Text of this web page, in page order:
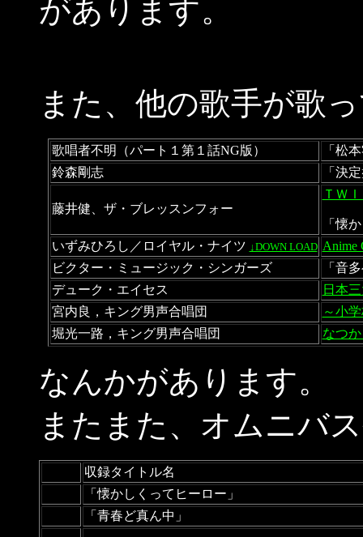
があります。
また、他の歌手が歌
歌唱者不明（パート１第１話NG版）
「松
鈴森剛志
「決
藤井健、ザ・ブレッスンフォー
ＴＷ
「懐
いずみひろし／ロイヤル・ナイツ ↓DOWN LOAD Anime
ビクター・ミュージック・シンガーズ
「音
デューク・エイセス
日本
宮内良，キング男声合唱団
～小
堀光一路，キング男声合唱団
なつ
なんかがあります。
またまた、オムニバ
収録タイトル名
「懐かしくってヒーロー」
「青春ど真ん中」